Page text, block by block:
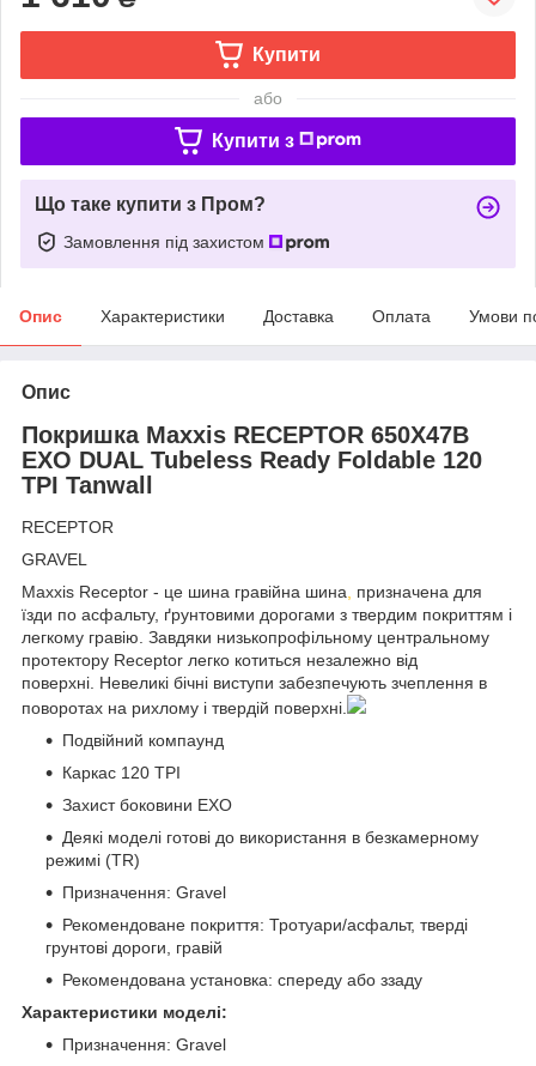
Купити
або
Купити з
Що таке купити з Пром?
Замовлення під захистом
Опис Характеристики Доставка Оплата Умови
Опис
Покришка Maxxis RECEPTOR 650X47B
EXO DUAL Tubeless Ready Foldable 120
TPI Tanwall
RECEPTOR
GRAVEL
Maxxis Receptor - це шина гравійна шина, призначена для
їзди по асфальту, ґрунтовими дорогами з твердим покриттям і
легкому гравію. Завдяки низькопрофільному центральному
протектору Receptor легко котиться незалежно від
поверхні. Невеликі бічні виступи забезпечують зчеплення в
поворотах на рихлому і твердій поверхні.
Подвійний компаунд
Каркас 120 TPI
Захист боковини EXO
Деякі моделі готові до використання в безкамерному
режимі (TR)
Призначення: Gravel
Рекомендоване покриття: Тротуари/асфальт, тверді
грунтові дороги, гравій
Рекомендована установка: спереду або ззаду
Характеристики моделі:
Призначення: Gravel